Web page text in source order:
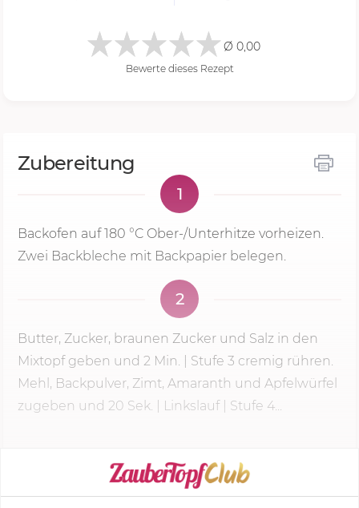
Ø 0,00
Bewerte dieses Rezept
Zubereitung
1
Backofen auf180 °C Ober-/Unterhitze vorheizen.
Zwei Backbleche mit Backpapier belegen.
2
Butter, Zucker, braunen Zucker und Salz in den
Mixtopf geben und 2 Min. Stufe 3 cremig rühren.
Mehl, Backpulver, Zimt, Amaranth und Apfelwürfel
zugeben und 20 Sek. | Linkslauf | Stufe 4...
KOCHMODUS STARTEN